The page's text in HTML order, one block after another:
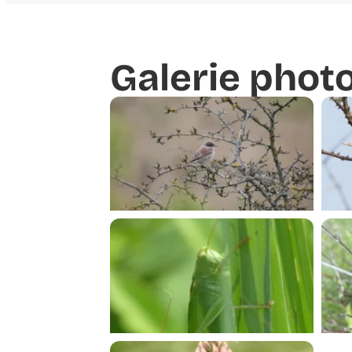
Galerie